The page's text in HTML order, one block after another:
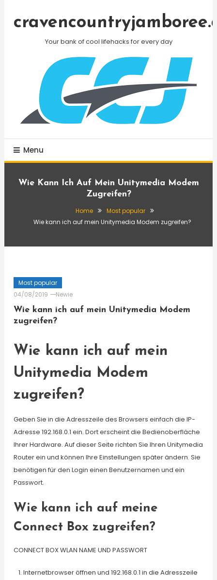
Your bank of cool lifehacks for every day
Menu
Wie Kann Ich Auf Mein Unitymedia Modem
Zugreifen?
Home
Most popular
Wie kann ich auf mein Unitymedia Modem zugreifen?
Most popular
04/08/2019
Newie
Wie kann ich auf mein Unitymedia Modem
zugreifen?
Wie kann ich auf mein
Unitymedia Modem
zugreifen?
Geben Sie in die Adresszeile des Browsers einfach die IP-
Adresse 192.168.0.1 ein. Dort erscheint die Bedienoberfläche
Ihrer Hardware. Auf dieser Seite richten Sie Ihren Unitymedia
Router ein und können Ihre Einstellungen später ändern. Sie
benötigen für den Login einen Benutzernamen und ein
Passwort.
Wie kann ich auf meine
Connect Box zugreifen?
CONNECT BOX WLAN NAME UND PASSWORT
Internetbrowser öffnen und 192.168.0.1 in die Adresszeile